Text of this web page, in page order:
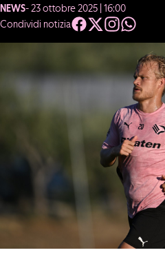
NEWS- 23 ottobre 2025 | 16:00
Condividi notizia